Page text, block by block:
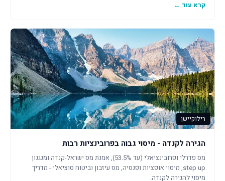
קרא עוד ←
רילוקיישן
הגירה לקנדה - מיסוי גבוה בפרובינציות רבות
מס פדרלי ופרובינציאלי (עד 53.5%), אמנת מס ישראל-קנדה ומנגנון
step up, מיסוי אופציות ופנסיה, מס עיזבון וביטוח סוציאלי - מדריך
מיסוי להגירה לקנדה.